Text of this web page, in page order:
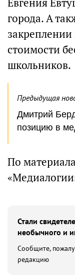
Евгения
города. А
стоимости
школьников.
Предыдущая
Дмитрий
позицию в
По
Стали
необычного и
Сообщите,
редакцию